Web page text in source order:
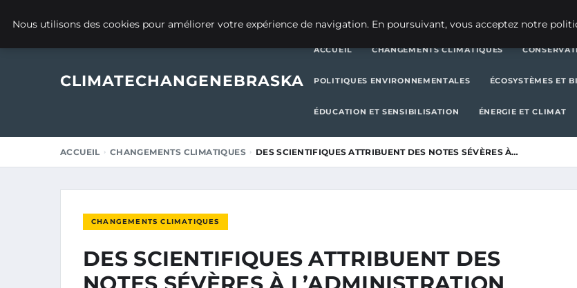
CLIMATECHANGENEBRASKA
ACCUEIL CHANGEMENTS CLIMATIQUES
POLITIQUES ENVIRONNEMENTALES ÉCOSYSTÈMES ET
ÉDUCATION ET SENSIBILISATION ÉNERGIE ET CLIMAT
ACCUEIL CHANGEMENTS CLIMATIQUES DES SCIENTIFIQUES ATTRIBUENT DES NOTES SÉVÈRES À…
CHANGEMENTS CLIMATIQUES
DES SCIENTIFIQUES ATTRIBUENT DES
Nous utilisons des cookies pour améliorer votre expérience de navigation. En poursuivant, vous acceptez notre